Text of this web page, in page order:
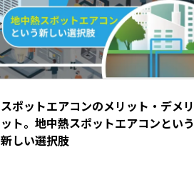
スポットエアコンのメリット・デメリ
ット。地中熱スポットエアコンという
新しい選択肢